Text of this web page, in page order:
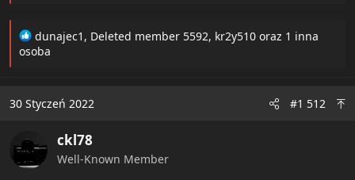
R
e
i
n
:
dunajec1 , Deleted member 5592, kr2y510 oraz 1 inna
osoba
30 Styczeń 2022 #1 512
ckl78
Well-Known Member